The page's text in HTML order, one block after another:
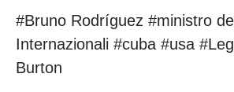
#Bruno Rodríguez #ministro
Internazionali #cuba #usa
Burton